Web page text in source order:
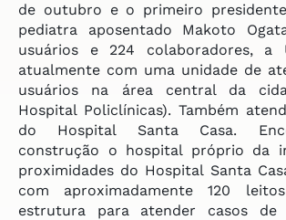
de outubro e o primeiro
pediatra aposentado Makoto
usuários e 224 colaboradores, a
atualmente com uma unidade de
usuários na área central da
Hospital Policlínicas). Também
do Hospital Santa Casa.
construção o hospital próprio da
proximidades do Hospital Santa
com aproximadamente 120
estrutura para atender casos